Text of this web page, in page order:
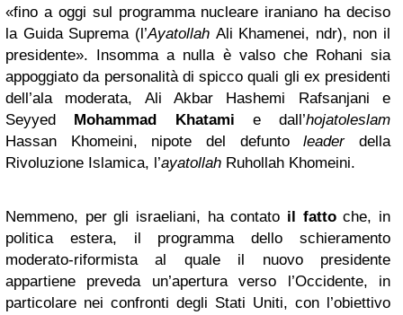
«fino a oggi sul programma nucleare iraniano ha deciso
la Guida Suprema (l’Ayatollah Ali Khamenei, ndr), non il
presidente». Insomma a nulla è valso che Rohani sia
appoggiato da personalità di spicco quali gli ex presidenti
dell’ala moderata, Ali Akbar Hashemi Rafsanjani e
Seyyed Mohammad Khatami e dall’hojatoleslam
Hassan Khomeini, nipote del defuntoleaderdella
Rivoluzione Islamica, l’ayatollah Ruhollah Khomeini.
Nemmeno, per gli israeliani, ha contato il fattoche, in
politica estera, il programma dello schieramento
moderato-riformista al quale il nuovo presidente
appartiene preveda un’apertura verso l’Occidente, in
particolare nei confronti degli Stati Uniti, con l’obiettivo